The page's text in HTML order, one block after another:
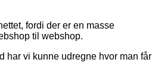
fordi der er en masse
til webshop.
har vi kunne udregne hvor man får